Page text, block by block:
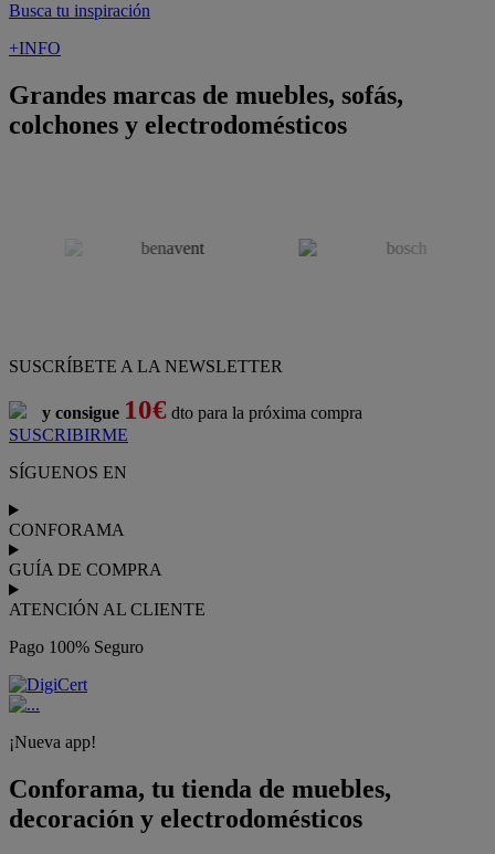
Busca tu inspiración
+INFO
Grandes marcas de muebles, sofás,
colchones y electrodomésticos
SUSCRÍBETE A LA NEWSLETTER
y consigue 10€ dto para la próxima compra
SUSCRIBIRME
SÍGUENOS EN
CONFORAMA
GUÍA DE COMPRA
ATENCIÓN AL CLIENTE
Pago 100% Seguro
¡Nueva app!
Conforama, tu tienda de muebles,
decoración y electrodomésticos